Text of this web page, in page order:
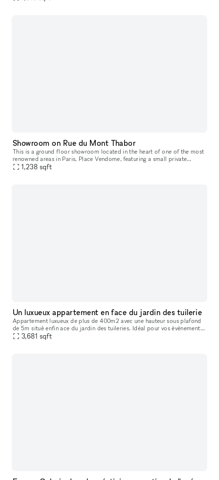
Showroom on Rue du Mont Thabor
This is a ground floor showroom located in the heart of one of the most
renowned areas in Paris, Place Vendome, featuring a small private
courtyard. This space, designed for welcoming customers and p
1,238 sqft
Un luxueux appartement en face du jardin des tuilerie
Appartement luxueux de plus de 400m2 avec une hauteur sous plafond
de 5m situé enfin ace du jardin des tuileries. Idéal pour vos évènements :
Fashion week, press Day, Diner...
3,681 sqft